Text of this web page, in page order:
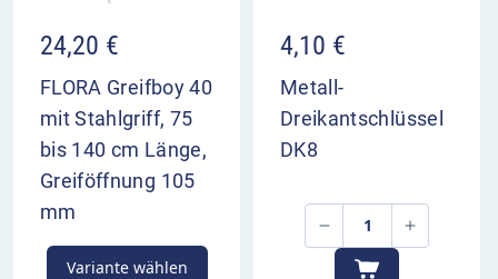
24,20 €
FLORA Greifboy 40
mit Stahlgriff, 75
bis 140 cm Länge,
Greiföffnung 105
mm
Variante wählen
4,10 €
Metall-
Dreikantschlüssel
DK8